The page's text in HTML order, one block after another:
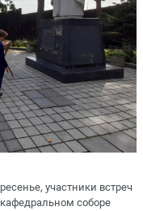
участники встреч
соборе